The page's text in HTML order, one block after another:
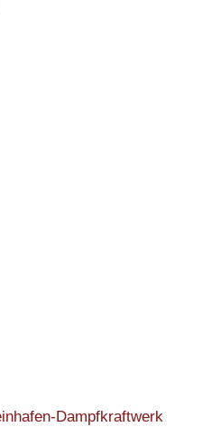
Dampfkraftwerk